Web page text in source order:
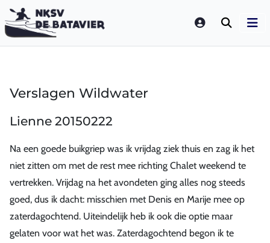
LOGIN
Verslagen Wildwater
Lienne 20150222
Na een goede buikgriep was ik vrijdag ziek thuis en zag ik het
niet zitten om met de rest mee richting Chalet weekend te
vertrekken. Vrijdag na het avondeten ging alles nog steeds
goed, dus ik dacht: misschien met Denis en Marije mee op
zaterdagochtend. Uiteindelijk heb ik ook die optie maar
gelaten voor wat het was. Zaterdagochtend begon ik te